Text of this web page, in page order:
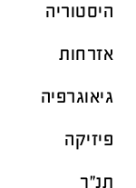
היסטוריה
אזרחות
גיאוגרפיה
פיזיקה
תנ"ך